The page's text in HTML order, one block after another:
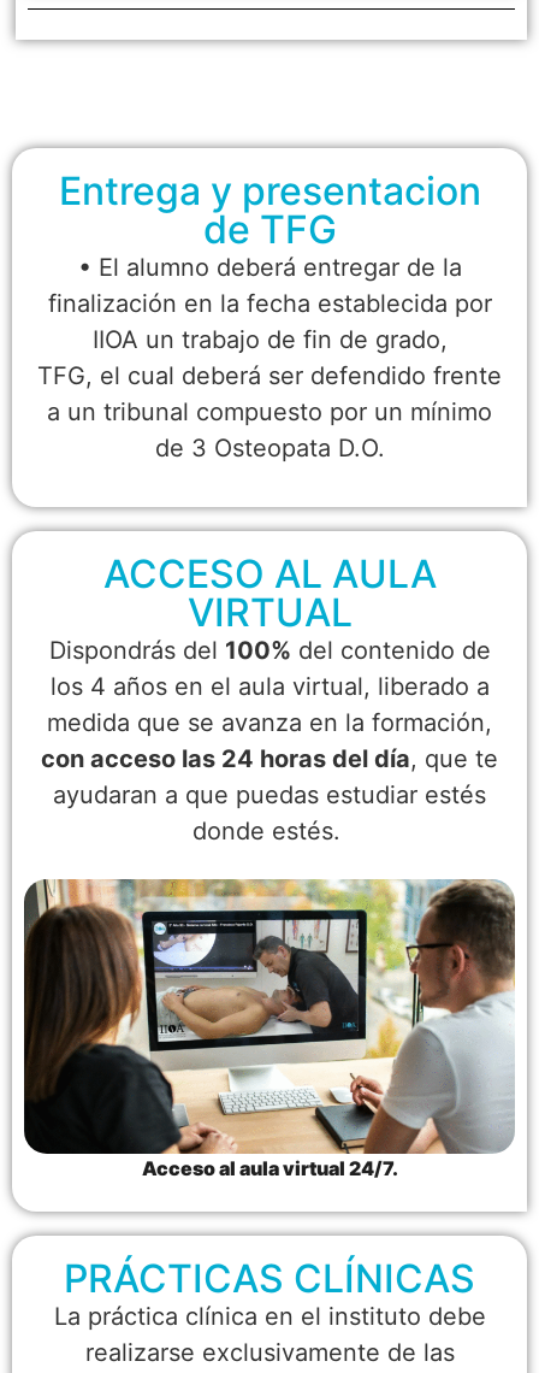
Entrega y presentacion
de TFG
• El alumno deberá entregar de la
finalización en la fecha establecida por
IIOA un trabajo de fin de grado,
TFG, el cual deberá ser defendido frente
a un tribunal compuesto por un mínimo
de 3 Osteopata D.O.
ACCESO AL AULA
VIRTUAL
Dispondrás del 100% del contenido de
los 4 años en el aula virtual, liberado a
medida que se avanza en la formación,
con acceso las 24 horas del día, que te
ayudaran a que puedas estudiar estés
donde estés.
Acceso al aula virtual 24/7.
PRÁCTICAS CLÍNICAS
La práctica clínica en el instituto debe
realizarse exclusivamente de las